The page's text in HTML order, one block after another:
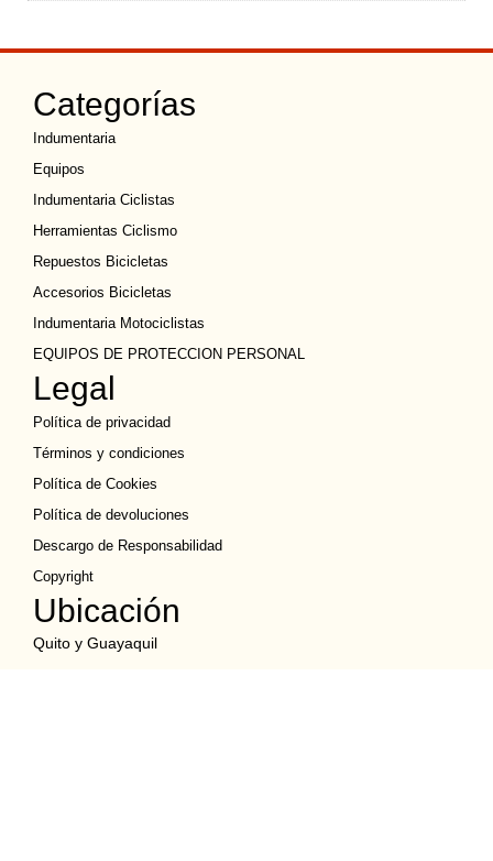
Categorías
Indumentaria
Equipos
Indumentaria Ciclistas
Herramientas Ciclismo
Repuestos Bicicletas
Accesorios Bicicletas
Indumentaria Motociclistas
EQUIPOS DE PROTECCION PERSONAL
Legal
Política de privacidad
Términos y condiciones
Política de Cookies
Política de devoluciones
Descargo de Responsabilidad
Copyright
Ubicación
Quito y Guayaquil